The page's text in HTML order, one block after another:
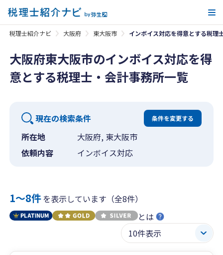
税理士紹介ナビ 大阪府 東大阪市 インボイス対応を得意とする税理
大阪府東大阪市のインボイス対応を得
意とする税理士・会計事務所一覧
現在の検索条件 条件を変更する
所在地
大阪府, 東大阪市
依頼内容
インボイス対応
1〜8件を表示しています（全8件）
とは